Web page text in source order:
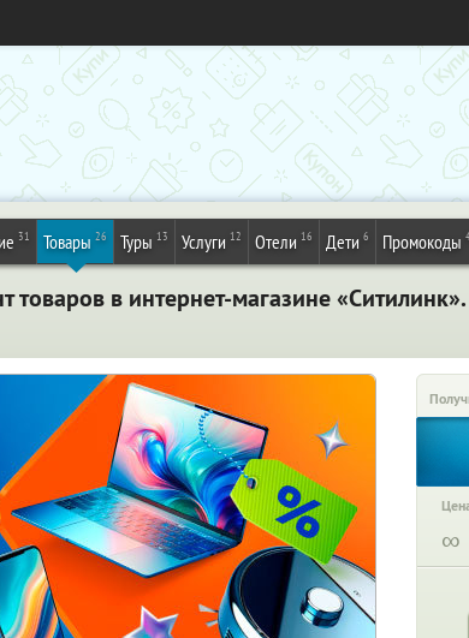
31 Товары 26 Туры 13 Услуги 12 Отели 16 Дети 6 Промокоды
товаров в интернет-магазине
∞